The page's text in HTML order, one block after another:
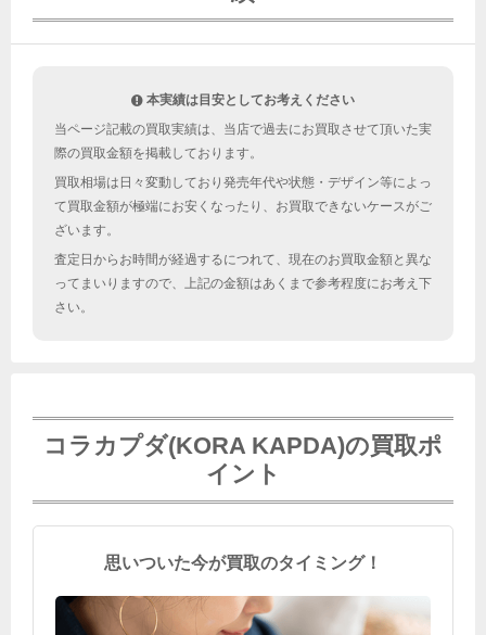
本実績は目安としてお考えください
当ページ記載の買取実績は、当店で過去にお買取させて頂いた実
際の買取金額を掲載しております。
買取相場は日々変動しており発売年代や状態・デザイン等によっ
て買取金額が極端にお安くなったり、お買取できないケースがご
ざいます。
査定日からお時間が経過するにつれて、現在のお買取金額と異な
ってまいりますので、上記の金額はあくまで参考程度にお考え下
さい。
コラカプダ(KORA KAPDA)の買取ポ
イント
思いついた今が買取のタイミング！